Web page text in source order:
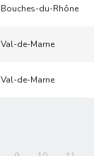
Bouches-du-Rhône
Val-de-Marne
Val-de-Marne